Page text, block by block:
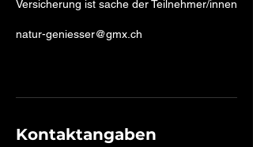
Versicherung ist sache der Teilnehmer/innen
natur-geniesser@gmx.ch
Kontaktangaben